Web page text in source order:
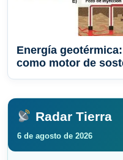
Energía
como motor de
Radar Tierra
6 de agosto de 2026